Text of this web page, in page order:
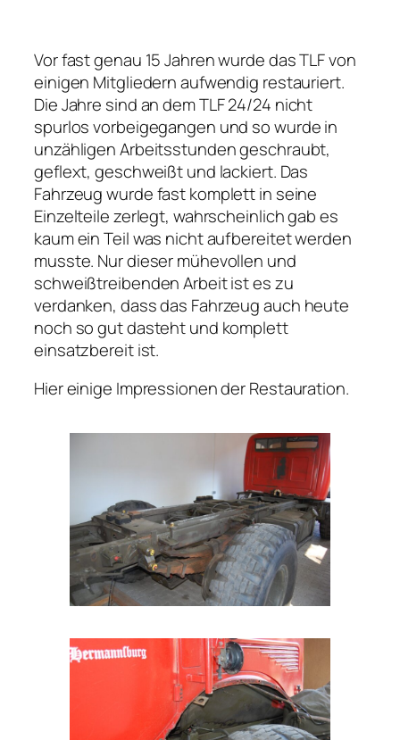
Vor fast genau 15 Jahren wurde das TLF von
einigen Mitgliedern aufwendig restauriert.
Die Jahre sind an dem TLF 24/24 nicht
spurlos vorbeigegangen und so wurde in
unzähligen Arbeitsstunden geschraubt,
geflext, geschweißt und lackiert. Das
Fahrzeug wurde fast komplett in seine
Einzelteile zerlegt, wahrscheinlich gab es
kaum ein Teil was nicht aufbereitet werden
musste. Nur dieser mühevollen und
schweißtreibenden Arbeit ist es zu
verdanken, dass das Fahrzeug auch heute
noch so gut dasteht und komplett
einsatzbereit ist.
Hier einige Impressionen der Restauration.